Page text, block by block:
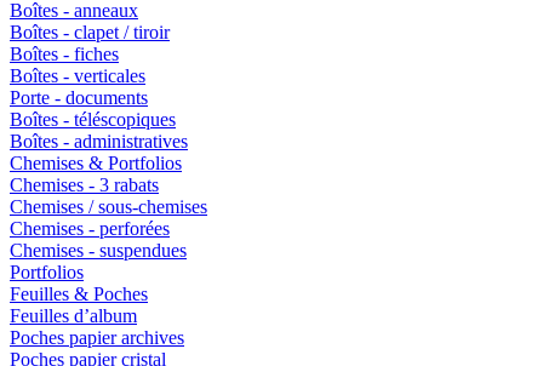
Boîtes - anneaux
Boîtes - clapet / tiroir
Boîtes - fiches
Boîtes - verticales
Porte - documents
Boîtes - téléscopiques
Boîtes - administratives
Chemises & Portfolios
Chemises - 3 rabats
Chemises / sous-chemises
Chemises - perforées
Chemises - suspendues
Portfolios
Feuilles & Poches
Feuilles d’album
Poches papier archives
Poches papier cristal